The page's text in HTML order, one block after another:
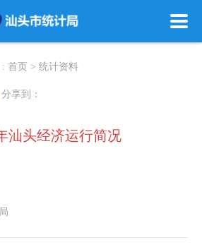
: 首页 > 统计资料
分享到：
汕头经济运行简况